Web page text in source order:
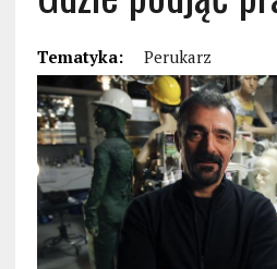
Tematyka: Perukarz